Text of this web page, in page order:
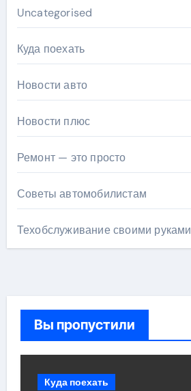
Uncategorised
Куда поехать
Новости авто
Новости плюс
Ремонт — это просто
Советы автомобилистам
Техобслуживание своими руками
Вы пропустили
Куда поехать